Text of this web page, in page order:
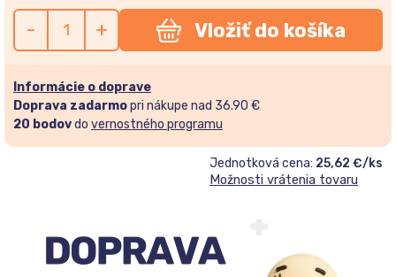
- + Vložiť do košíka
Informácie o doprave
Doprava zadarmopri nákupe nad 36.90 €
20 bodovdo vernostného programu
Jednotková cena: 25,62 €/ks
Možnosti vrátenia tovaru